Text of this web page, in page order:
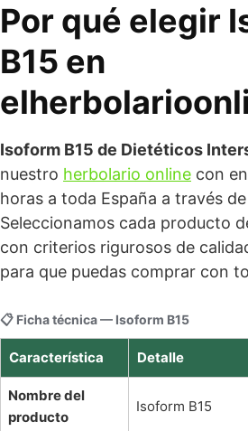
Por qué elegir
B15 en
Isoform B15 de Dietéticos
nuestro herbolario online con
horas a toda España a través
Seleccionamos cada producto
con criterios rigurosos de
para que puedas comprar con
📋 Ficha técnica — Isoform B15
Característica Detalle
Nombre del
producto
Isoform B15